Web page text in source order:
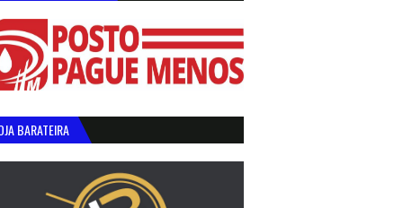
BARATEIRA